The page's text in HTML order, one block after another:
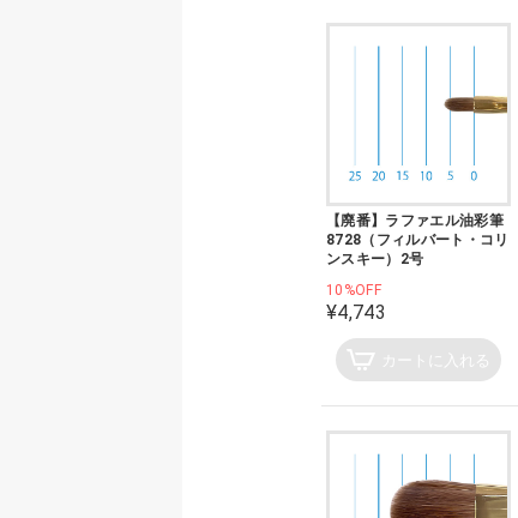
【廃番】ラファエル油彩筆
8728（フィルバート・コリ
ンスキー）2号
10%OFF
¥4,743
カートに入れる